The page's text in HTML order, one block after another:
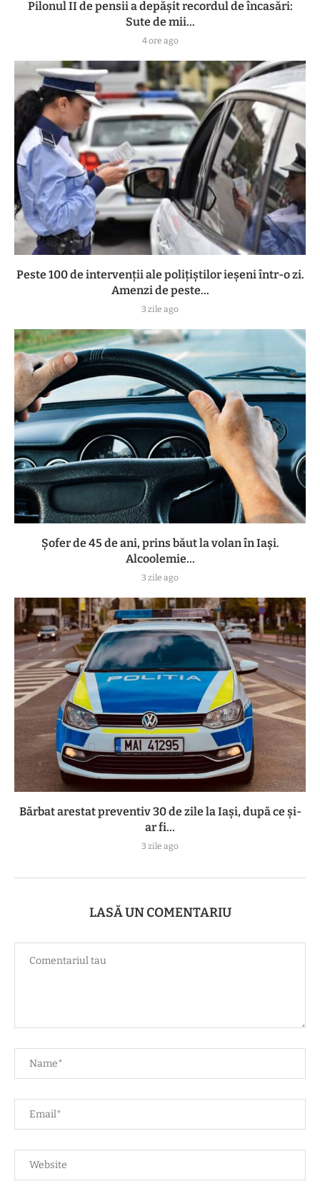
Pilonul II de pensii a depășit recordul de încasări:
Sute de mii...
4 ore ago
Peste 100 de intervenții ale polițiștilor ieșeni într-o zi.
Amenzi de peste...
3 zile ago
Șofer de 45 de ani, prins băut la volan în Iași.
Alcoolemie...
3 zile ago
Bărbat arestat preventiv 30 de zile la Iași, după ce și-
ar fi...
3 zile ago
LASĂ UN COMENTARIU